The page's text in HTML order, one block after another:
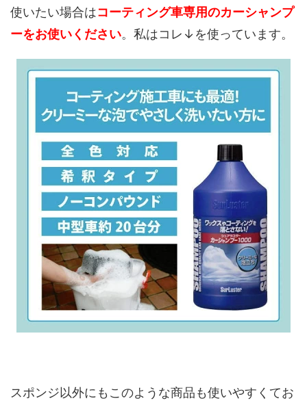
使いたい場合はコーティング車専用のカーシャンプ
ーをお使いください。私はコレ↓を使っています。
スポンジ以外にもこのような商品も使いやすくてお